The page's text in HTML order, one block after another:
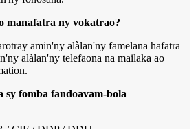
manafatra ny vokatrao?
amin'ny alàlan'ny famelana hafatra
alàlan'ny telefaona na mailaka ao
sy fomba fandoavam-bola